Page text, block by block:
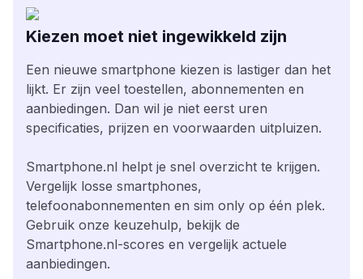
Kiezen moet niet ingewikkeld zijn
Een nieuwe smartphone kiezen is lastiger dan het
lijkt. Er zijn veel toestellen, abonnementen en
aanbiedingen. Dan wil je niet eerst uren
specificaties, prijzen en voorwaarden uitpluizen.
Smartphone.nl helpt je snel overzicht te krijgen.
Vergelijk losse smartphones,
telefoonabonnementen en sim only op één plek.
Gebruik onze keuzehulp, bekijk de
Smartphone.nl-scores en vergelijk actuele
aanbiedingen.